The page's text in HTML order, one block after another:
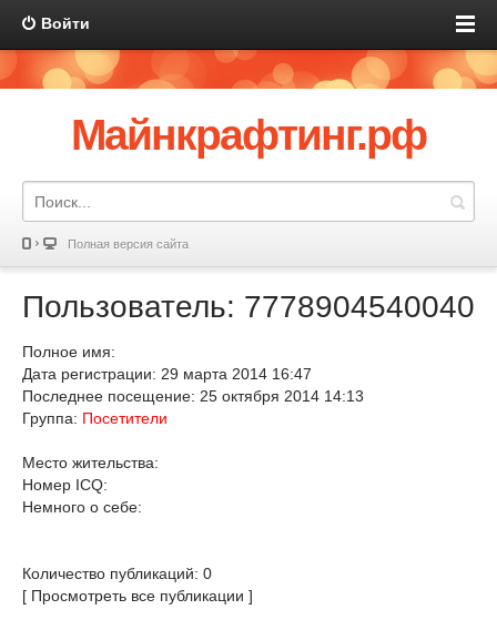
Войти
Майнкрафтинг.рф
Полная версия сайта
Пользователь: 7778904540040
Полное имя:
Дата регистрации: 29 марта 2014 16:47
Последнее посещение: 25 октября 2014 14:13
Группа: Посетители
Место жительства:
Номер ICQ:
Немного о себе:
Количество публикаций: 0
[ Просмотреть все публикации ]